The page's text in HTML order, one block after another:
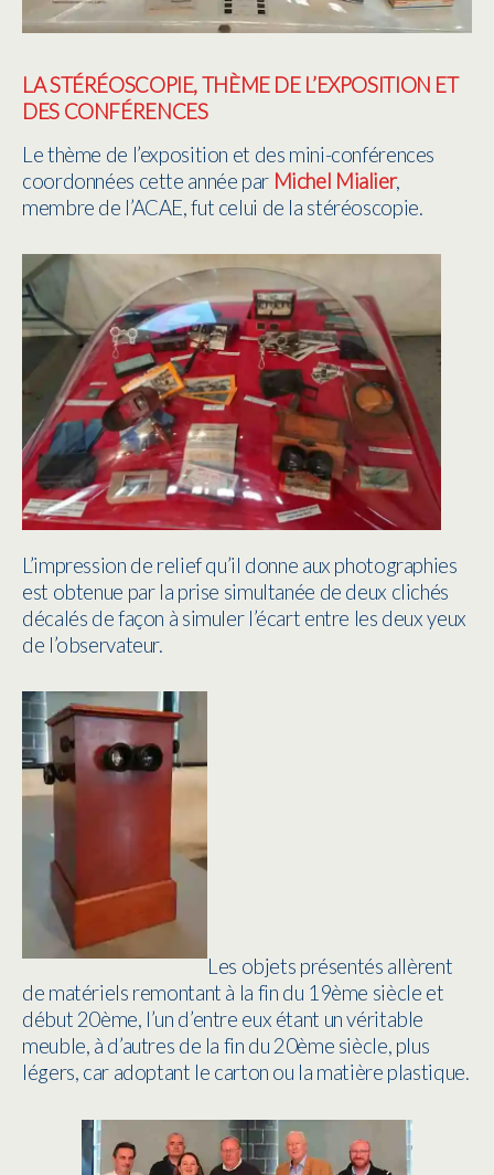
LA STÉRÉOSCOPIE, THÈME DE L’EXPOSITION ET
DES CONFÉRENCES
Le thème de l’exposition et des mini-conférences
coordonnées cette année par Michel Mialier,
membre de l’ACAE, fut celui de la stéréoscopie.
L’impression de relief qu’il donne aux photographies
est obtenue par la prise simultanée de deux clichés
décalés de façon à simuler l’écart entre les deux yeux
de l’observateur.
Les objets présentés allèrent
de matériels remontant à la fin du 19ème siècle et
début 20ème, l’un d’entre eux étant un véritable
meuble, à d’autres de la fin du 20ème siècle, plus
légers, car adoptant le carton ou la matière plastique.